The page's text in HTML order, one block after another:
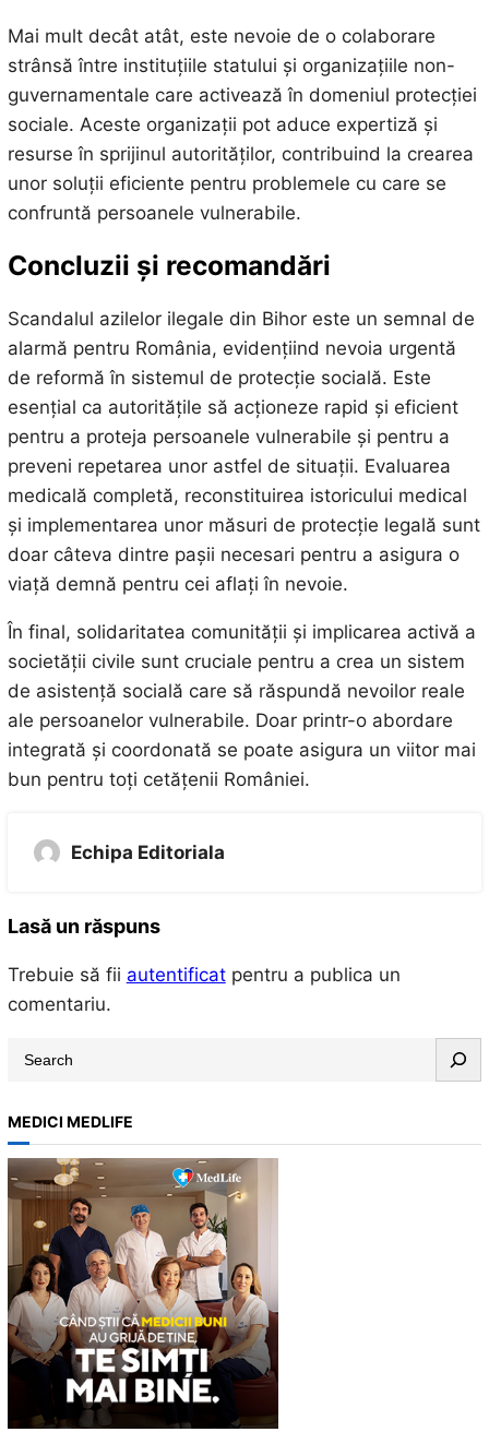
Mai mult decât atât, este nevoie de o colaborare
strânsă între instituțiile statului și organizațiile non-
guvernamentale care activează în domeniul protecției
sociale. Aceste organizații pot aduce expertiză și
resurse în sprijinul autorităților, contribuind la crearea
unor soluții eficiente pentru problemele cu care se
confruntă persoanele vulnerabile.
Concluzii și recomandări
Scandalul azilelor ilegale din Bihor este un semnal de
alarmă pentru România, evidențiind nevoia urgentă
de reformă în sistemul de protecție socială. Este
esențial ca autoritățile să acționeze rapid și eficient
pentru a proteja persoanele vulnerabile și pentru a
preveni repetarea unor astfel de situații. Evaluarea
medicală completă, reconstituirea istoricului medical
și implementarea unor măsuri de protecție legală sunt
doar câteva dintre pașii necesari pentru a asigura o
viață demnă pentru cei aflați în nevoie.
În final, solidaritatea comunității și implicarea activă a
societății civile sunt cruciale pentru a crea un sistem
de asistență socială care să răspundă nevoilor reale
ale persoanelor vulnerabile. Doar printr-o abordare
integrată și coordonată se poate asigura un viitor mai
bun pentru toți cetățenii României.
Echipa Editoriala
Lasă un răspuns
Trebuie să fii autentificatpentru a publica un
comentariu.
r
c
h
MEDICI MEDLIFE